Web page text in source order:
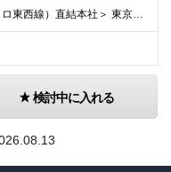
＜竹橋駅（東京メトロ東西線）直結本社＞ 東京都千代田区一ツ橋一丁目1番1号パレスサイドビル5F・8F （変更の範囲）上記を除く当社関連勤務地
検討中に入れる